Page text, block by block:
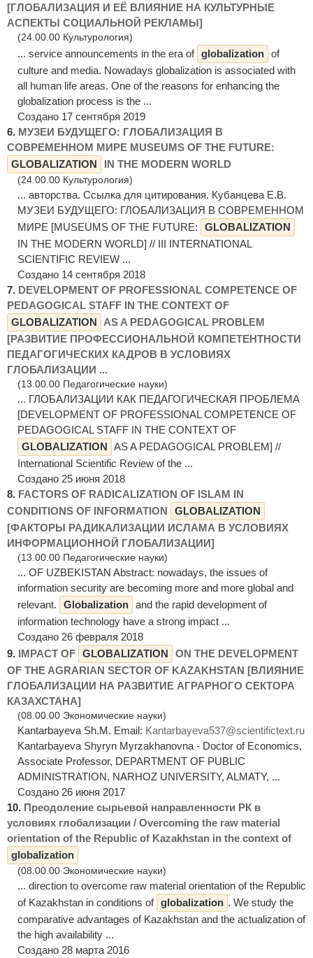
[ГЛОБАЛИЗАЦИЯ И ЕЁ ВЛИЯНИЕ НА КУЛЬТУРНЫЕ
АСПЕКТЫ СОЦИАЛЬНОЙ РЕКЛАМЫ]
(24.00.00 Культурология)
... service announcements in the era of globalization of
culture and media. Nowadays globalization is associated with
all human life areas. One of the reasons for enhancing the
globalization process is the ...
Создано 17 сентября 2019
6. МУЗЕИ БУДУЩЕГО: ГЛОБАЛИЗАЦИЯ В
СОВРЕМЕННОМ МИРЕ MUSEUMS OF THE FUTURE:
GLOBALIZATION
IN THE MODERN WORLD
(24.00.00 Культурология)
... авторства. Ссылка для цитирования. Кубанцева Е.В.
МУЗЕИ БУДУЩЕГО: ГЛОБАЛИЗАЦИЯ В СОВРЕМЕННОМ
МИРЕ [MUSEUMS OF THE FUTURE:
GLOBALIZATION
IN THE MODERN WORLD] // III INTERNATIONAL
SCIENTIFIC REVIEW ...
Создано 14 сентября 2018
7. DEVELOPMENT OF PROFESSIONAL COMPETENCE OF
PEDAGOGICAL STAFF IN THE CONTEXT OF
GLOBALIZATION
AS A PEDAGOGICAL PROBLEM
[РАЗВИТИЕ ПРОФЕССИОНАЛЬНОЙ КОМПЕТЕНТНОСТИ
ПЕДАГОГИЧЕСКИХ КАДРОВ В УСЛОВИЯХ
ГЛОБАЛИЗАЦИИ ...
(13.00.00 Педагогические науки)
... ГЛОБАЛИЗАЦИИ КАК ПЕДАГОГИЧЕСКАЯ ПРОБЛЕМА
[DEVELOPMENT OF PROFESSIONAL COMPETENCE OF
PEDAGOGICAL STAFF IN THE CONTEXT OF
GLOBALIZATION AS A PEDAGOGICAL PROBLEM] //
International Scientific Review of the ...
Создано 25 июня 2018
8. FACTORS OF RADICALIZATION OF ISLAM IN
CONDITIONS OF INFORMATION
GLOBALIZATION
[ФАКТОРЫ РАДИКАЛИЗАЦИИ ИСЛАМА В УСЛОВИЯХ
ИНФОРМАЦИОННОЙ ГЛОБАЛИЗАЦИИ]
(13.00.00 Педагогические науки)
... OF UZBEKISTAN Abstract: nowadays, the issues of
information security are becoming more and more global and
relevant.
Globalization and the rapid development of
information technology have a strong impact ...
Создано 26 февраля 2018
9. IMPACT OF GLOBALIZATION
ON THE DEVELOPMENT
OF THE AGRARIAN SECTOR OF KAZAKHSTAN [ВЛИЯНИЕ
ГЛОБАЛИЗАЦИИ НА РАЗВИТИЕ АГРАРНОГО СЕКТОРА
КАЗАХСТАНА]
(08.00.00 Экономические науки)
Kantarbayeva Sh.M. Email: Kantarbayeva537@scientifictext.ru
Kantarbayeva Shyryn Myrzakhanovna - Doctor of Economics,
Associate Professor, DEPARTMENT OF PUBLIC
ADMINISTRATION, NARНOZ UNIVERSITY, ALMATY, ...
Создано 26 июня 2017
10. Преодоление сырьевой направленности РК в
условиях глобализации / Overcoming the raw material
orientation of the Republic of Kazakhstan in the context of
globalization
(08.00.00 Экономические науки)
... direction to overcome raw material orientation of the Republic
of Kazakhstan in conditions of globalization . We study the
comparative advantages of Kazakhstan and the actualization of
the high availability ...
Создано 28 марта 2016